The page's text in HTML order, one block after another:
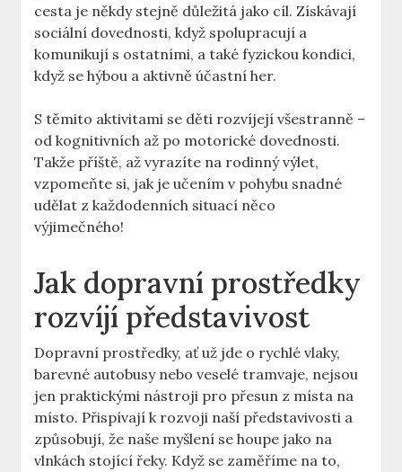
cesta je někdy stejně důležitá jako cíl. Získávají
sociální dovednosti, když spolupracují a
komunikují s ostatními, a také fyzickou kondici,
když se hýbou a aktivně účastní her.
S těmito aktivitami se děti rozvíjejí všestranně –
od kognitivních až po motorické dovednosti.
Takže příště, až vyrazíte na rodinný výlet,
vzpomeňte si, jak je učením v pohybu snadné
udělat z každodenních situací něco
výjimečného!
Jak dopravní prostředky
rozvíjí představivost
Dopravní prostředky, ať už jde o rychlé vlaky,
barevné autobusy nebo veselé tramvaje, nejsou
jen praktickými nástroji pro přesun z místa na
místo. Přispívají k rozvoji naší představivosti a
způsobují, že naše myšlení se houpe jako na
vlnkách stojící řeky. Když se zaměříme na to,